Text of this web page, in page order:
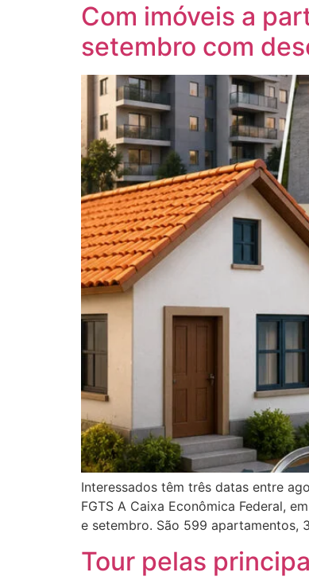
Com imóveis a
setembro com
Interessados têm três datas entre
FGTS A Caixa Econômica Federal,
e setembro. São 599 apartamentos,
Tour pelas